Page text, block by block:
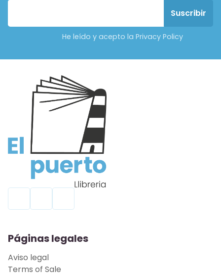
He leído y acepto la Privacy Policy
Páginas legales
Aviso legal
Terms of Sale